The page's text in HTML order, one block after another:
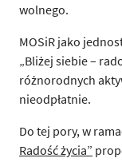
wolnego.
MOSiR jako
„Bliżej siebie –
różnorodnych
nieodpłatnie.
Do tej pory, w
Radość życia”